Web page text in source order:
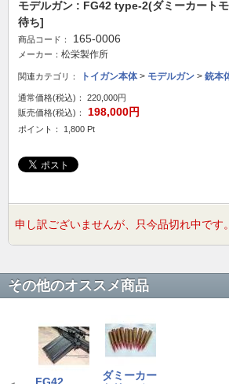
モデルガン : FG42 type-2(ダミーカート
待ち]
商品コード： 165-0006
メーカー： 松栄製作所
関連カテゴリ： トイガン本体> モデルガン > 銃本
通常価格(税込)：
220,000円
販売価格(税込)：
198,000円
ポイント： 1,800 Pt
申し訳ございませんが、只今品切れ中です。
その他のオススメ商品
FG42
ダミーカー